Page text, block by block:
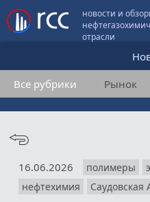
новости и
отрасли
Все рубрики Рынок
16.06.2026 полимеры
нефтехимия
Саудовская